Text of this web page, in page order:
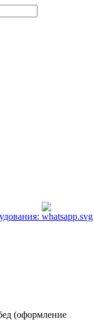
(оформление